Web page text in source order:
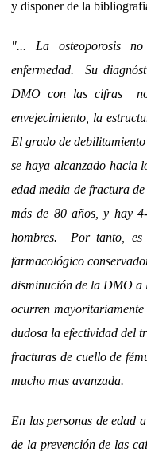
y disponer de la
"...
La osteoporosis
enfermedad. Su
DMO con las cifras
envejecimiento, la
El grado de
se haya alcanzado hacia
edad media de fractura
más de 80 años, y hay
hombres. Por tanto, es
farmacológico
disminución de la DMO a
ocurren
dudosa la efectividad del
fracturas de cuello de
mucho mas avanzada.
En las personas de edad
de la prevención de las